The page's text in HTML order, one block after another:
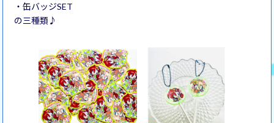
・缶バッジSET
の三種類♪